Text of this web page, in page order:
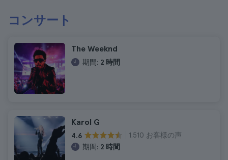
コンサート
The Weeknd
期間: 2 時間
Karol G
4.6
1.510 お客様の声
期間: 2 時間